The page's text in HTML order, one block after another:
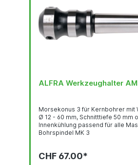
ALFRA Werkzeughalter
Morsekonus 3 für Kernbohrer mit
Ø 12 - 60 mm, Schnitttiefe 50 mm
Innenkühlung passend für alle
Bohrspindel MK 3
CHF 67.00*